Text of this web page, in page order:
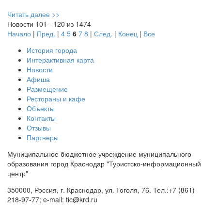
Читать далее >>
Новости 101 - 120 из 1474
Начало | Пред. | 4 5 6 7 8 | След. | Конец | Все
История города
Интерактивная карта
Новости
Афиша
Размещение
Рестораны и кафе
Объекты
Контакты
Отзывы
Партнеры
Муниципальное бюджетное учреждение муниципального
образования город Краснодар "Туристско-информационный
центр"
350000, Россия, г. Краснодар, ул. Гоголя, 76. Тел.:+7 (861)
218-97-77; e-mail: tic@krd.ru